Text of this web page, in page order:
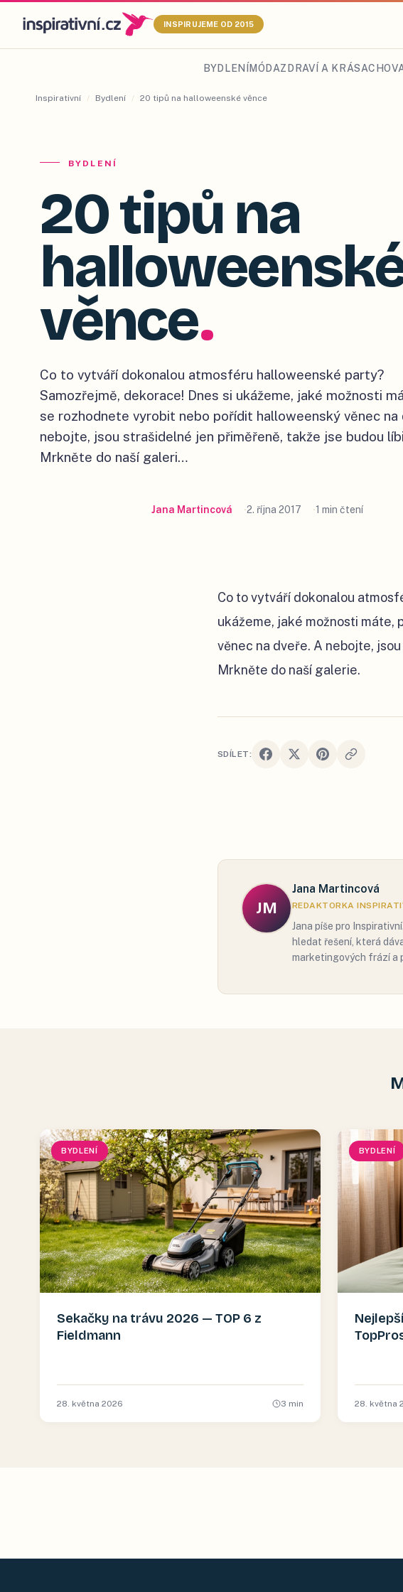
INSPIRUJEME OD 2015
BYDLENÍ MÓDAZDRAVÍ A KRÁSA
Inspirativní / Bydlení / 20 tipů na halloweenské věnce
BYDLENÍ
20 tipů na
věnce.
Co to vytváří dokonalou atmosféru halloweenské party?
Samozřejmě, dekorace! Dnes si ukážeme, jaké možnosti
se rozhodnete vyrobit nebo pořídit halloweenský věnec na
nebojte, jsou strašidelné jen přiměřeně, takže jse budou
Mrkněte do naší galeri…
Jana Martincová 2. října 2017 1 min čtení
Co to vytváří dokonalou
ukážeme, jaké možnosti
věnec na dveře. A nebojte,
Mrkněte do naší galerie.
SDÍLET:
JM
Jana Martincová
REDAKTORKA
Jana píše pro
hledat řešení, která
marketingových frází a
BYDLENÍ
Sekačky na trávu 2026 — TOP 6 z
Fieldmann
28. května 2026 3 min
BYDLENÍ
28. května